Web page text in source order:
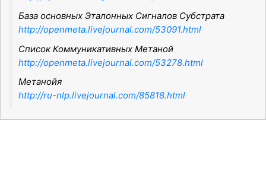
База основных Эталонных Сигналов Субстрата
http://openmeta.livejournal.com/53091.html
Список Коммуникативных Метаной
http://openmeta.livejournal.com/53278.html
Метанойя
http://ru-nlp.livejournal.com/85818.html